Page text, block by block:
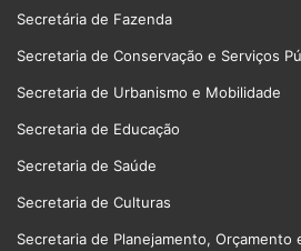
Secretária de Fazenda
Secretaria de Conservação e Serviços
Secretaria de Urbanismo e Mobilidade
Secretaria de Educação
Secretaria de Saúde
Secretaria de Culturas
Secretaria de Planejamento, Orçamento